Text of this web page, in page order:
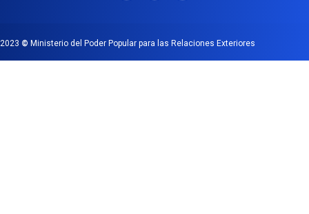
2023 © Ministerio del Poder Popular para las Relaciones Exteriores